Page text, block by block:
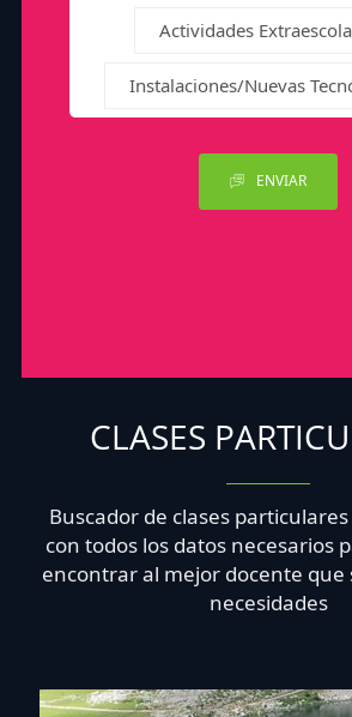
Actividades
Instalaciones/Nuevas
ENVIAR
CLASES
Buscador de clases
con todos los datos necesarios
encontrar al mejor docente que
necesidades